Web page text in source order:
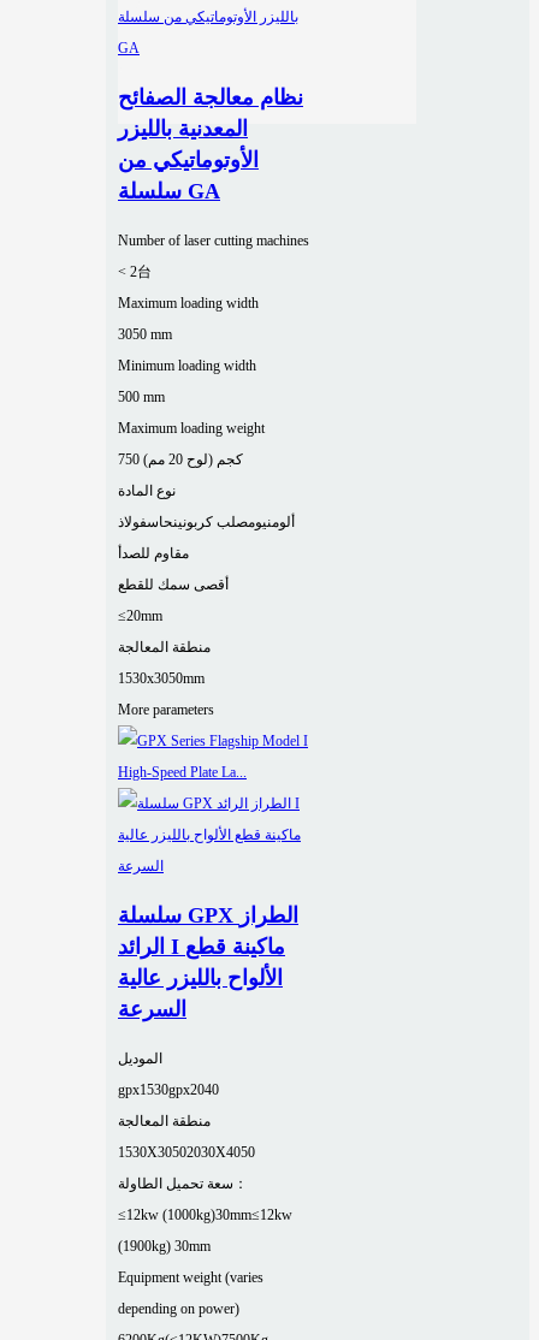
نظام معالجة الصفائح
المعدنية بالليزر
الأوتوماتيكي من
سلسلة GA
Number of laser cutting machines
< 2台
Maximum loading width
3050 mm
Minimum loading width
500 mm
Maximum loading weight
750 كجم (لوح 20 مم)
نوع المادة
ألومنيومصلب كربونينحاسفولاذ
مقاوم للصدأ
أقصى سمك للقطع
≤20mm
منطقة المعالجة
1530x3050mm
More parameters
سلسلة GPX الطراز
الرائد I ماكينة قطع
الألواح بالليزر عالية
السرعة
الموديل
gpx1530gpx2040
منطقة المعالجة
1530X30502030X4050
سعة تحميل الطاولة：
≤12kw (1000kg)30mm≤12kw
(1900kg) 30mm
Equipment weight (varies
depending on power)